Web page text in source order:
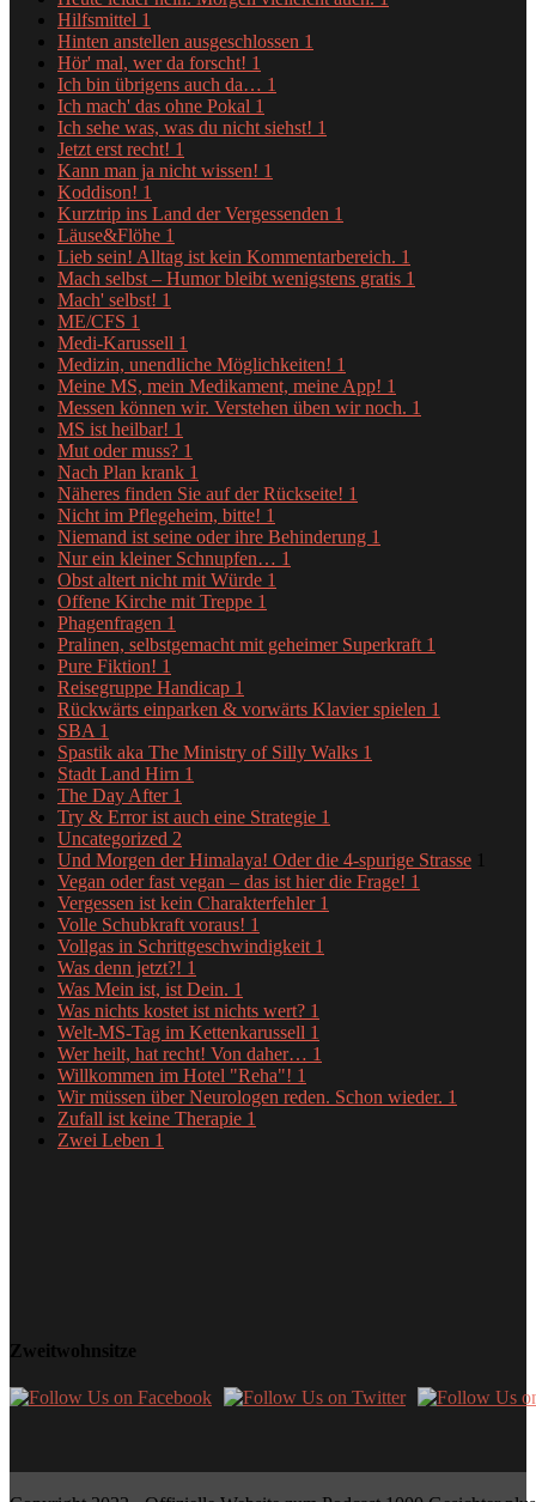
Hilfsmittel 1
Hinten anstellen ausgeschlossen 1
Hör' mal, wer da forscht! 1
Ich bin übrigens auch da… 1
Ich mach' das ohne Pokal 1
Ich sehe was, was du nicht siehst! 1
Jetzt erst recht! 1
Kann man ja nicht wissen! 1
Koddison! 1
Kurztrip ins Land der Vergessenden 1
Läuse&Flöhe 1
Lieb sein! Alltag ist kein Kommentarbereich. 1
Mach selbst – Humor bleibt wenigstens gratis 1
Mach' selbst! 1
ME/CFS 1
Medi-Karussell 1
Medizin, unendliche Möglichkeiten! 1
Meine MS, mein Medikament, meine App! 1
Messen können wir. Verstehen üben wir noch. 1
MS ist heilbar! 1
Mut oder muss? 1
Nach Plan krank 1
Näheres finden Sie auf der Rückseite! 1
Nicht im Pflegeheim, bitte! 1
Niemand ist seine oder ihre Behinderung 1
Nur ein kleiner Schnupfen… 1
Obst altert nicht mit Würde 1
Offene Kirche mit Treppe 1
Phagenfragen 1
Pralinen, selbstgemacht mit geheimer Superkraft 1
Pure Fiktion! 1
Reisegruppe Handicap 1
Rückwärts einparken & vorwärts Klavier spielen 1
SBA 1
Spastik aka The Ministry of Silly Walks 1
Stadt Land Hirn 1
The Day After 1
Try & Error ist auch eine Strategie 1
Uncategorized 2
Und Morgen der Himalaya! Oder die 4-spurige Strasse 1
Vegan oder fast vegan – das ist hier die Frage! 1
Vergessen ist kein Charakterfehler 1
Volle Schubkraft voraus! 1
Vollgas in Schrittgeschwindigkeit 1
Was denn jetzt?! 1
Was Mein ist, ist Dein. 1
Was nichts kostet ist nichts wert? 1
Welt-MS-Tag im Kettenkarussell 1
Wer heilt, hat recht! Von daher… 1
Willkommen im Hotel "Reha"! 1
Wir müssen über Neurologen reden. Schon wieder. 1
Zufall ist keine Therapie 1
Zwei Leben 1
Zweitwohnsitze